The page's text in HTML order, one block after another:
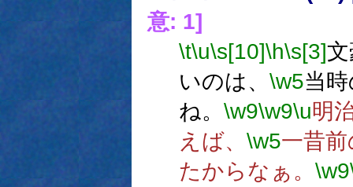
意: 1]
\t\u\s[10]\h\s[3]
いのは、 \w5当
ね。 \w9\w9\u明
えば、 \w5一昔
たからなぁ。 \w9